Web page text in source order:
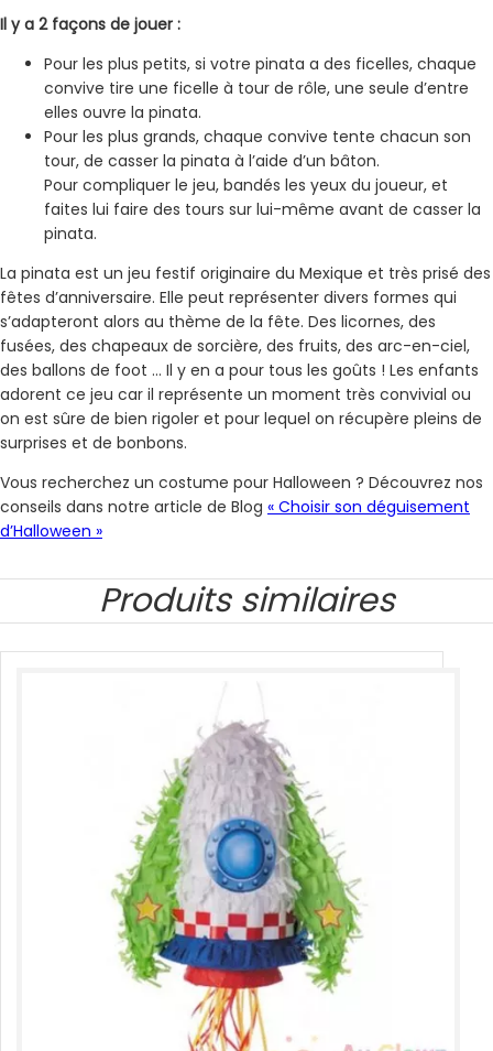
Il y a 2 façons de jouer :
Pour les plus petits, si votre pinata a des ficelles, chaque
convive tire une ficelle à tour de rôle, une seule d’entre
elles ouvre la pinata.
Pour les plus grands, chaque convive tente chacun son
tour, de casser la pinata à l’aide d’un bâton.
Pour compliquer le jeu, bandés les yeux du joueur, et
faites lui faire des tours sur lui-même avant de casser la
pinata.
La pinata est un jeu festif originaire du Mexique et très prisé des
fêtes d’anniversaire. Elle peut représenter divers formes qui
s’adapteront alors au thème de la fête. Des licornes, des
fusées, des chapeaux de sorcière, des fruits, des arc-en-ciel,
des ballons de foot … Il y en a pour tous les goûts ! Les enfants
adorent ce jeu car il représente un moment très convivial ou
on est sûre de bien rigoler et pour lequel on récupère pleins de
surprises et de bonbons.
Vous recherchez un costume pour Halloween ? Découvrez nos
conseils dans notre article de Blog « Choisir son déguisement
d’Halloween »
Produits similaires